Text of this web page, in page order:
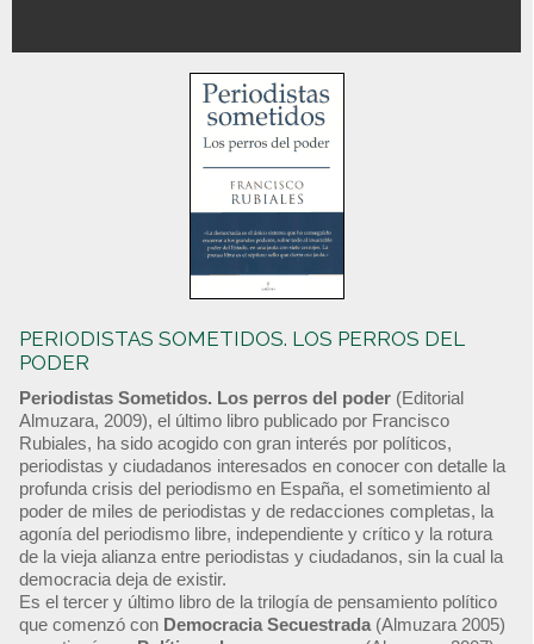
PERIODISTAS SOMETIDOS. LOS PERROS DEL
PODER
Periodistas Sometidos. Los perros del poder (Editorial
Almuzara, 2009), el último libro publicado por Francisco
Rubiales, ha sido acogido con gran interés por políticos,
periodistas y ciudadanos interesados en conocer con detalle la
profunda crisis del periodismo en España, el sometimiento al
poder de miles de periodistas y de redacciones completas, la
agonía del periodismo libre, independiente y crítico y la rotura
de la vieja alianza entre periodistas y ciudadanos, sin la cual la
democracia deja de existir.
Es el tercer y último libro de la trilogía de pensamiento político
que comenzó con Democracia Secuestrada (Almuzara 2005)